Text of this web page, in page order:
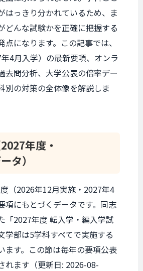
はっきり分かれているため、ま
どんな試験かを正確に把握する
点になります。この記事では、
4月入学）の最新要項、オンラ
去問分析、大学公表の倍率デー
別の対策の全体像を解説しま
2027年度・
タ）
（2026年12月実施・2027年4
項にもとづくデータです。同志
「2027年度 転入学・編入学試
学部は5学科すべてで実施する
ます。この節は毎年の要項公表
れます（更新日: 2026-08-